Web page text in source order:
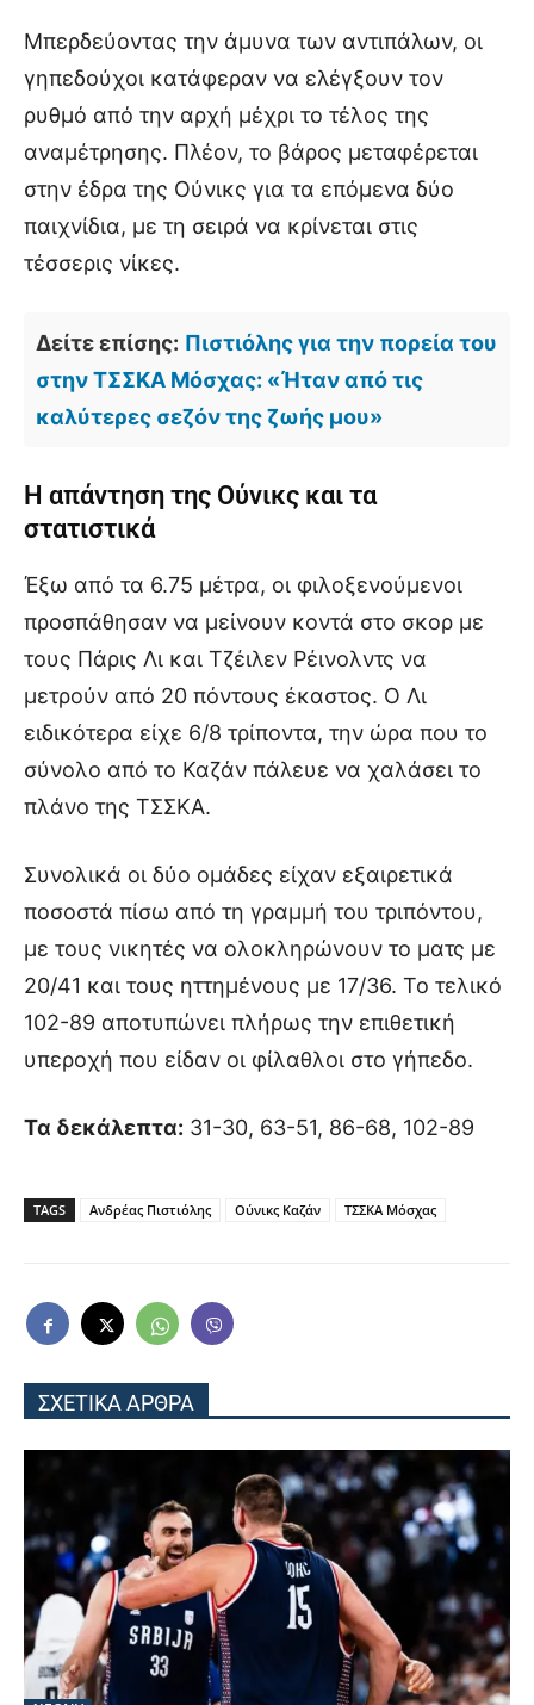
Μπερδεύοντας την άμυνα των αντιπάλων, οι
γηπεδούχοι κατάφεραν να ελέγξουν τον
ρυθμό από την αρχή μέχρι το τέλος της
αναμέτρησης. Πλέον, το βάρος μεταφέρεται
στην έδρα της Ούνικς για τα επόμενα δύο
παιχνίδια, με τη σειρά να κρίνεται στις
τέσσερις νίκες.
Δείτε επίσης: Πιστιόλης για την πορεία του
στην ΤΣΣΚΑ Μόσχας: «Ήταν από τις
καλύτερες σεζόν της ζωής μου»
Η απάντηση της Ούνικς και τα
στατιστικά
Έξω από τα 6.75 μέτρα, οι φιλοξενούμενοι
προσπάθησαν να μείνουν κοντά στο σκορ με
τους Πάρις Λι και Τζέιλεν Ρέινολντς να
μετρούν από 20 πόντους έκαστος. Ο Λι
ειδικότερα είχε 6/8 τρίποντα, την ώρα που το
σύνολο από το Καζάν πάλευε να χαλάσει το
πλάνο της ΤΣΣΚΑ.
Συνολικά οι δύο ομάδες είχαν εξαιρετικά
ποσοστά πίσω από τη γραμμή του τριπόντου,
με τους νικητές να ολοκληρώνουν το ματς με
20/41 και τους ηττημένους με 17/36. Το τελικό
102-89 αποτυπώνει πλήρως την επιθετική
υπεροχή που είδαν οι φίλαθλοι στο γήπεδο.
Τα δεκάλεπτα: 31-30, 63-51, 86-68, 102-89
TAGS Ανδρέας Πιστιόλης Ούνικς Καζάν ΤΣΣΚΑ Μόσχας
ΣΧΕΤΙΚΑ ΑΡΘΡΑ